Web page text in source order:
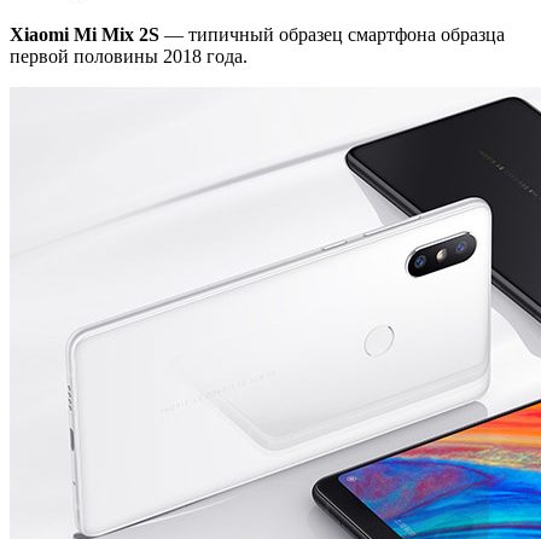
Xiaomi Mi Mix 2S — типичный образец смартфона образца
первой половины 2018 года.